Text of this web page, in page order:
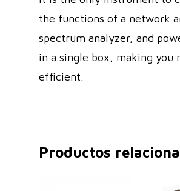
the functions of a network
spectrum analyzer, and
in a single box, making you
efficient.
Productos